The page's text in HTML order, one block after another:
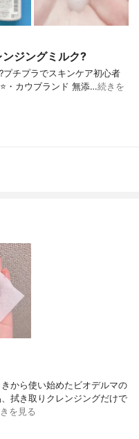
ジングミルク?
チプラでスキンケア初心者
・カウブランド 無添…続きを
から使い始めたビオデルマの
拭き取りクレンジングだけで
を見る